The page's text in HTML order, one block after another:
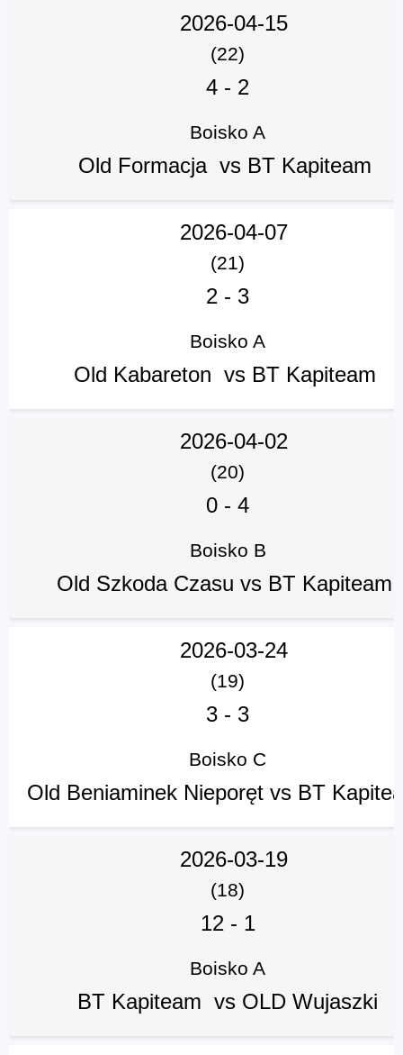
2026-04-15
(22)
4 - 2
Boisko A
Old Formacja vs BT Kapiteam
2026-04-07
(21)
2 - 3
Boisko A
Old Kabareton vs BT Kapiteam
2026-04-02
(20)
0 - 4
Boisko B
Old Szkoda Czasu vs BT Kapiteam
2026-03-24
(19)
3 - 3
Boisko C
Old Beniaminek Nieporęt vs BT
2026-03-19
(18)
12- 1
Boisko A
BT Kapiteam vs OLD Wujaszki